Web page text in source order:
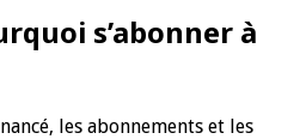
s’abonner à
les abonnements et les